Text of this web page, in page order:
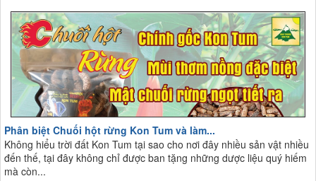
Phân biệt Chuối hột rừng Kon Tum và làm...
Không hiểu trời đất Kon Tum tại sao cho nơi đây nhiều sản vật nhiều
đến thế, tại đây không chỉ được ban tặng những dược liệu quý hiếm
mà còn...